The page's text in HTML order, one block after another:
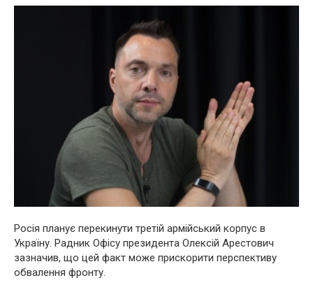
Росія планує перекинути третій армійський корпус в
Україну. Радник Офісу президента Олексій Арестович
зазначив, що цей факт може прискорити перспективу
обвалення фронту.